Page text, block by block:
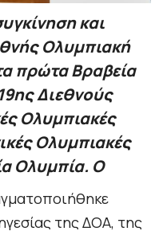
και
Ολυμπιακή
πρώτα Βραβεία
Διεθνούς
Ολυμπιακές
Ολυμπιακές
Ολυμπία. Ο
της ΔΟΑ, της